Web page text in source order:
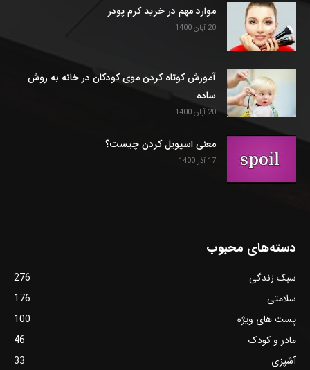
موارد مهم در خرید کرم پودر
20 آبان 1400
آموزش کوتاه کردن موی کودکان در خانه به روش
ساده
20 آبان 1400
معنی اسپویل کردن چیست؟
17 آذر 1400
دسته‌های محبوب
سبک زندگی
276
سلامتی
176
پست های ویژه
100
مادر و کودک
46
آشپزی
33